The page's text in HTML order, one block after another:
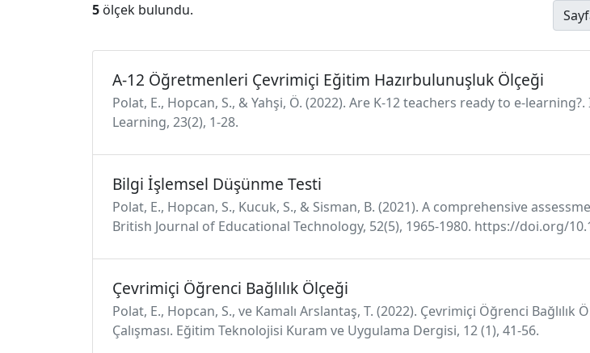
5 ölçek bulundu.
A-12 Öğretmenleri Çevrimiçi Eğitim Hazırbulunuşluk Ölçeği
Polat, E., Hopcan, S., & Yahşi, Ö. (2022). Are K-12 teachers ready to e-
Learning, 23(2), 1-28.
Bilgi İşlemsel Düşünme Testi
Polat, E., Hopcan, S., Kucuk, S., & Sisman, B. (2021). A comprehensive
British Journal of Educational Technology, 52(5), 1965-1980. https://doi.org/
Çevrimiçi Öğrenci Bağlılık Ölçeği
Polat, E., Hopcan, S., ve Kamalı Arslantaş, T. (2022). Çevrimiçi Öğrenci
Çalışması. Eğitim Teknolojisi Kuram ve Uygulama Dergisi, 12 (1), 41‐56.